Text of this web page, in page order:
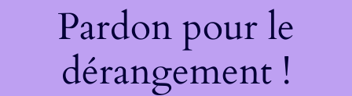
Pardon pour le
dérangement !